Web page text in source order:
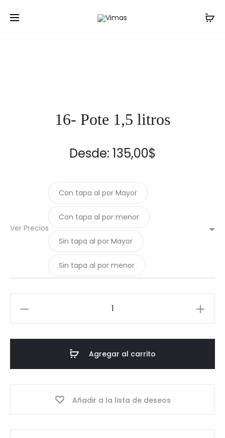
Inicio 16- Pote 1,5 litros
16- Pote 1,5 litros
Desde: 135,00$
Ver Precios
Con tapa al por Mayor
Con tapa al por menor
Sin tapa al por Mayor
Sin tapa al por menor
Agregar al carrito
Añadir a la lista de deseos